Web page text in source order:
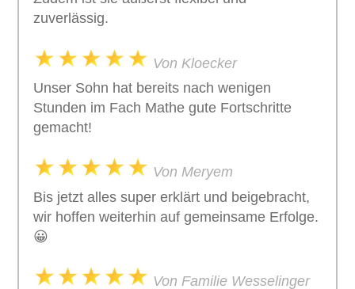
zuverlässig.
Von Kloecker
Unser Sohn hat bereits nach wenigen
Stunden im Fach Mathe gute Fortschritte
gemacht!
Von Meryem
Bis jetzt alles super erklärt und beigebracht,
wir hoffen weiterhin auf gemeinsame Erfolge.
😀
Von Familie Wesselinger